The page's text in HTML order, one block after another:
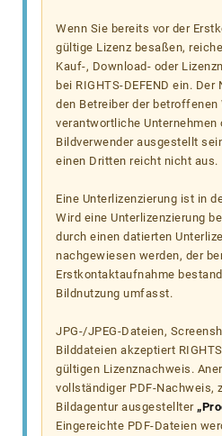
Wenn Sie bereits vor der
gültige Lizenz besaßen,
Kauf-, Download- oder
bei RIGHTS-DEFEND ein.
den Betreiber der betroffenen
verantwortliche
Bildverwender ausgestellt
einen Dritten reicht nicht aus.
Eine Unterlizenzierung ist in
Wird eine Unterlizenzierung
durch einen datierten
nachgewiesen werden, der
Erstkontaktaufnahme
Bildnutzung umfasst.
JPG-/JPEG-Dateien,
Bilddateien akzeptiert
gültigen Lizenznachweis.
vollständiger PDF-Nachweis,
Bildagentur ausgestellter
Eingereichte PDF-Dateien